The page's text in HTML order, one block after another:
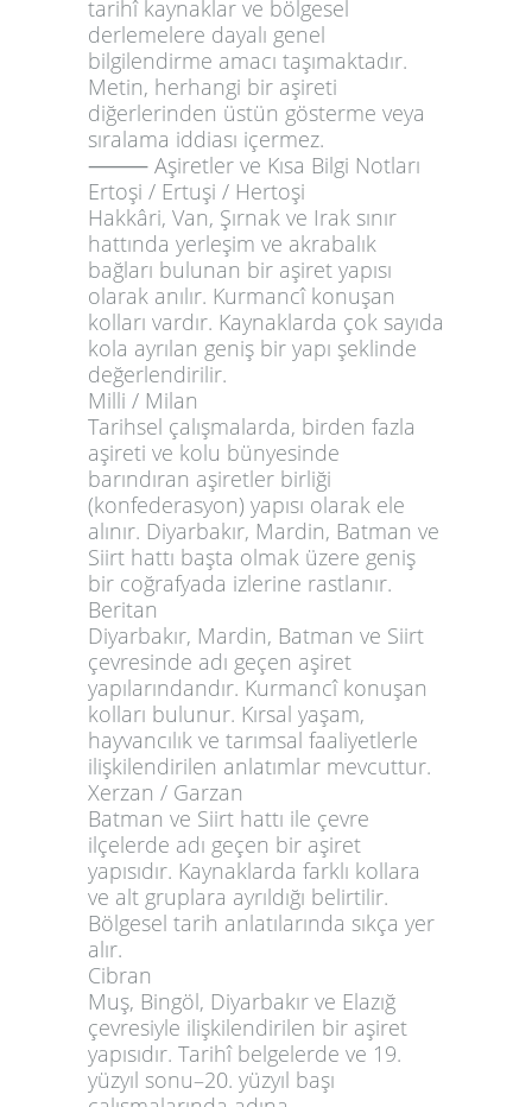
tarihî kaynaklar ve bölgesel
derlemelere dayalı genel
bilgilendirme amacı taşımaktadır.
Metin, herhangi bir aşireti
diğerlerinden üstün gösterme veya
sıralama iddiası içermez.
⸻ Aşiretler ve Kısa Bilgi Notları
Ertoşi / Ertuşi / Hertoşi
Hakkâri, Van, Şırnak ve Irak sınır
hattında yerleşim ve akrabalık
bağları bulunan bir aşiret yapısı
olarak anılır. Kurmancî konuşan
kolları vardır. Kaynaklarda çok sayıda
kola ayrılan geniş bir yapı şeklinde
değerlendirilir.
Milli / Milan
Tarihsel çalışmalarda, birden fazla
aşireti ve kolu bünyesinde
barındıran aşiretler birliği
(konfederasyon) yapısı olarak ele
alınır. Diyarbakır, Mardin, Batman ve
Siirt hattı başta olmak üzere geniş
bir coğrafyada izlerine rastlanır.
Beritan
Diyarbakır, Mardin, Batman ve Siirt
çevresinde adı geçen aşiret
yapılarındandır. Kurmancî konuşan
kolları bulunur. Kırsal yaşam,
hayvancılık ve tarımsal faaliyetlerle
ilişkilendirilen anlatımlar mevcuttur.
Xerzan / Garzan
Batman ve Siirt hattı ile çevre
ilçelerde adı geçen bir aşiret
yapısıdır. Kaynaklarda farklı kollara
ve alt gruplara ayrıldığı belirtilir.
Bölgesel tarih anlatılarında sıkça yer
alır.
Cibran
Muş, Bingöl, Diyarbakır ve Elazığ
çevresiyle ilişkilendirilen bir aşiret
yapısıdır. Tarihî belgelerde ve 19.
yüzyıl sonu–20. yüzyıl başı